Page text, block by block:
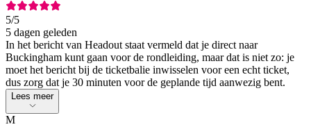
5/5
5 dagen geleden
In het bericht van Headout staat vermeld dat je direct naar
Buckingham kunt gaan voor de rondleiding, maar dat is niet zo: je
moet het bericht bij de ticketbalie inwisselen voor een echt ticket,
dus zorg dat je 30 minuten voor de geplande tijd aanwezig bent.
Lees meer
M